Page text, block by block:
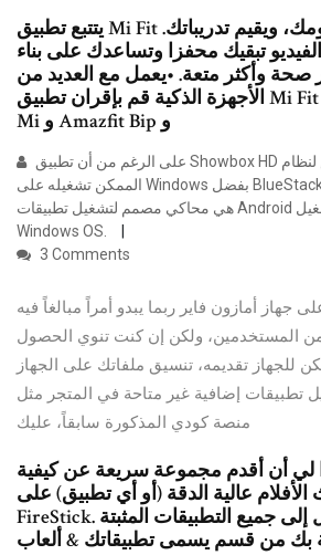
يتتبع تطبيق Mi Fit نشاطك ، يحلل نومك، ويقيم تدريباتك.
تبقيك محفزا وتساعدك على بناء
صحة وأكثر متعة. •يعمل مع العديد من
الأجهزة الذكية قم بإقران تطبيق Mi Fit مع السوار الذكي
Mi و Amazfit Bip و
الممكن تشغيله على Windows بفضل BlueStacks. والتي ، كما قد تفكر ،
هي محاكي مصمم لتشغيل تطبيقات Android الأصلية على نظام التشغيل
Windows OS.
3 Comments
أمازون فاير ربما يبدو أمراً مبالغاً فيه
من المستخدمين، ولكن إن كنت تنوي الحصول
للجهاز تقديمه، تنسيق ملفاتك على الجهاز
تطبيقات إضافية غير متاحة في المتجر مثل
منصة كودي المذكورة سابقاً، عليك
لي أن أقدم مجموعة سريعة عن كيفية
عالية الدقة (أو أي تطبيق) على
FireStick. يمكن الوصول إلى جميع التطبيقات المثبتة